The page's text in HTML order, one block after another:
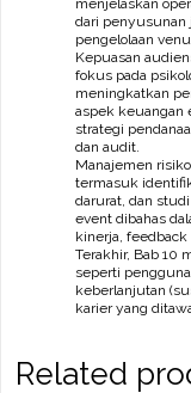
dari penyusunan
pengelolaan
Kepuasan
fokus pada
meningkatkan
aspek keuangan
strategi
dan audit.
Manajemen
termasuk
darurat, dan
event dibahas
kinerja, feedback
Terakhir, Bab 10
seperti
keberlanjutan
karier yang
Related